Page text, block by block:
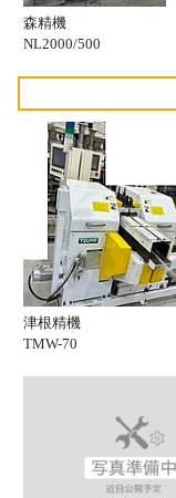
森精機
NL2000/500
津根精機
TMW-70